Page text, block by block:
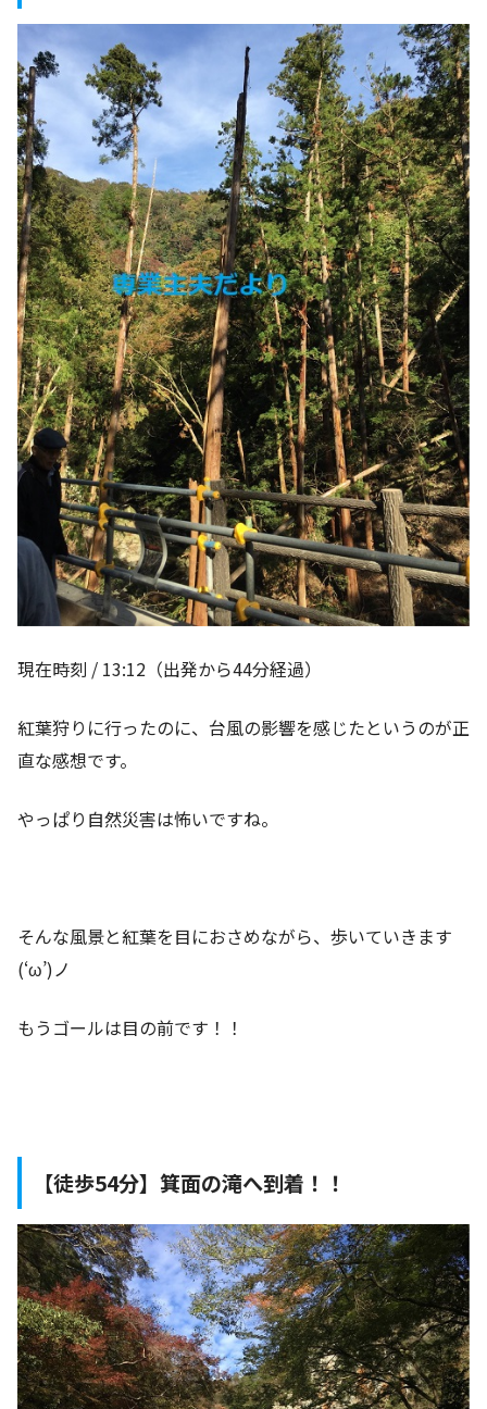
現在時刻 / 13:12（出発から44分経過）
紅葉狩りに行ったのに、台風の影響を感じたというのが正
直な感想です。
やっぱり自然災害は怖いですね。
そんな風景と紅葉を目におさめながら、歩いていきます
(‘ω’)ノ
もうゴールは目の前です！！
【徒歩54分】箕面の滝へ到着！！